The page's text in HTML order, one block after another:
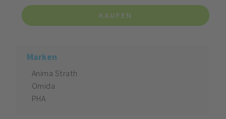
KAUFEN
Marken
Anima Strath
Omida
PHA